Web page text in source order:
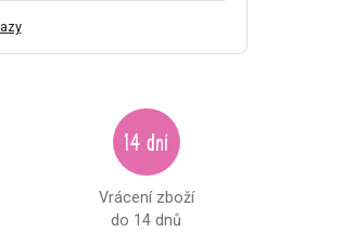
14 dní
Vrácení zboží
do 14 dnů